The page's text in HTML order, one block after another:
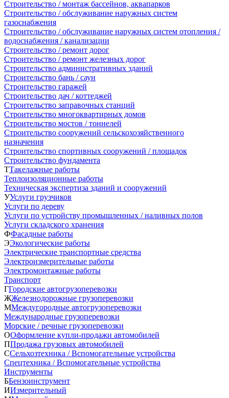
Строительство / монтаж бассейнов, аквапарков
Строительство / обслуживание наружных систем
газоснабжения
Строительство / обслуживание наружных систем отопления /
водоснабжения / канализации
Строительство / ремонт дорог
Строительство / ремонт железных дорог
Строительство административных зданий
Строительство бань / саун
Строительство гаражей
Строительство дач / коттеджей
Строительство заправочных станций
Строительство многоквартирных домов
Строительство мостов / тоннелей
Строительство сооружений сельскохозяйственного
назначения
Строительство спортивных сооружений / площадок
Строительство фундамента
ТТакелажные работы
Теплоизоляционные работы
Техническая экспертиза зданий и сооружений
УУслуги грузчиков
Услуги по дереву
Услуги по устройству промышленных / наливных полов
Услуги складского хранения
ФФасадные работы
ЭЭкологические работы
Электрические транспортные средства
Электроизмерительные работы
Электромонтажные работы
Транспорт
ГГородские автогрузоперевозки
ЖЖелезнодорожные грузоперевозки
ММеждугородные автогрузоперевозки
Международные грузоперевозки
Морские / речные грузоперевозки
ООформление купли-продажи автомобилей
ППродажа грузовых автомобилей
ССельхозтехника / Вспомогательные устройства
Спецтехника / Вспомогательные устройства
Инструменты
ББензоинструмент
ИИзмерительный